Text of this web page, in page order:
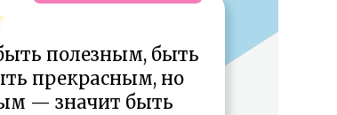
полезным, быть
прекрасным, но
— значит быть